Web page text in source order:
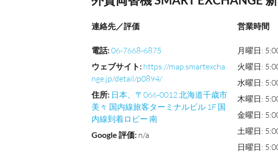
連絡先／評価
電話:06-7668-6875
ウェブサイト : https://map.smartexcha
nge.jp/detail/p0894/
住所: 日本、〒066-0012 北海道千歳市
美々 国内線旅客ターミナルビル 1F 国
内線到着ロビー 南
Google 評価: n/a
営業時間
月曜日:
火曜日:
水曜日:
木曜日:
金曜日:
土曜日:
日曜日: